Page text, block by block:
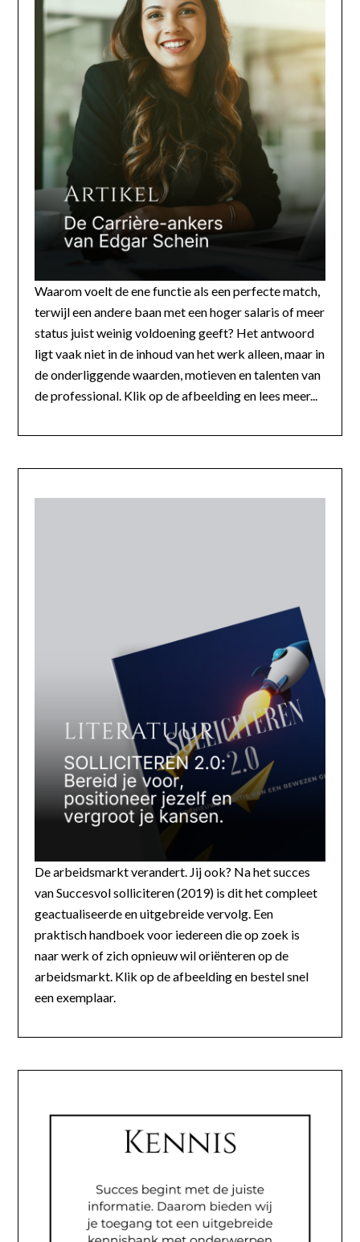
Waarom voelt de ene functie als een perfecte match,
terwijl een andere baan met een hoger salaris of meer
status juist weinig voldoening geeft? Het antwoord
ligt vaak niet in de inhoud van het werk alleen, maar in
de onderliggende waarden, motieven en talenten van
de professional. Klik op de afbeelding en lees meer...
De arbeidsmarkt verandert. Jij ook? Na het succes
van Succesvol solliciteren (2019) is dit het compleet
geactualiseerde en uitgebreide vervolg. Een
praktisch handboek voor iedereen die op zoek is
naar werk of zich opnieuw wil oriënteren op de
arbeidsmarkt. Klik op de afbeelding en bestel snel
een exemplaar.